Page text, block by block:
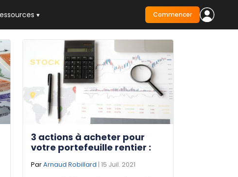
Commencer
3 actions à acheter pour
votre portefeuille rentier :
ParArnaud Robillard | 15 Juil. 2021